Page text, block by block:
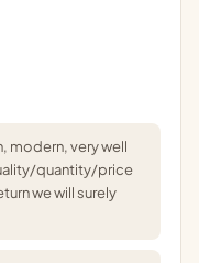
modern, very well
quantity/price
we will surely